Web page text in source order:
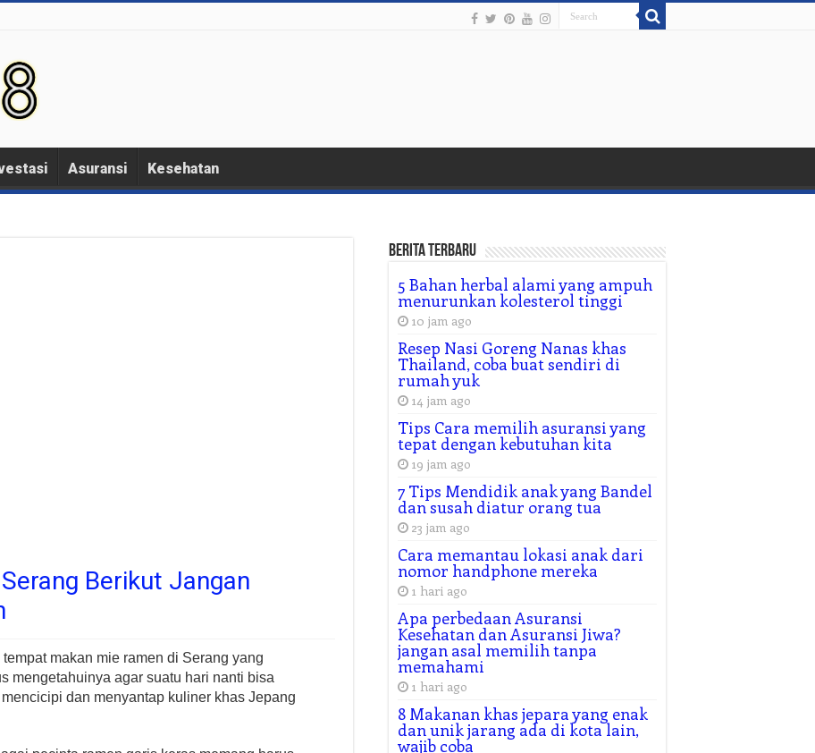
Asuransi Kesehatan
Berikut Jangan
makan mie ramen di Serang yang
mengetahuinya agar suatu hari nanti bisa
dan menyantap kuliner khas Jepang
Berita Terbaru
5 Bahan herbal alami yang ampuh
menurunkan kolesterol tinggi
10 jam ago
Resep Nasi Goreng Nanas khas
Thailand, coba buat sendiri di
rumah yuk
14 jam ago
Tips Cara memilih asuransi yang
tepat dengan kebutuhan kita
19 jam ago
7 Tips Mendidik anak yang Bandel
dan susah diatur orang tua
23 jam ago
Cara memantau lokasi anak dari
nomor handphone mereka
1 hari ago
Apa perbedaan Asuransi
Kesehatan dan Asuransi Jiwa?
jangan asal memilih tanpa
memahami
1 hari ago
8 Makanan khas jepara yang enak
dan unik jarang ada di kota lain,
wajib coba